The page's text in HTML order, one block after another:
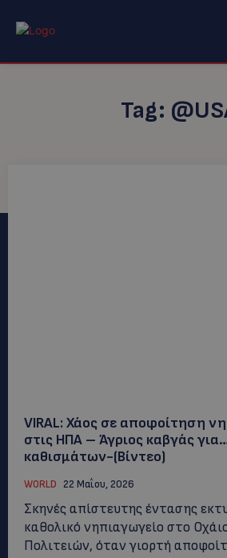
Tag:
VIRAL: Χάος σε αποφοίτηση
στις ΗΠΑ – Άγριος καβγάς
καθισμάτων-(Βίντεο)
WORLD 22 Μαΐου, 2026
Σκηνές απίστευτης έντασης
καθολικό νηπιαγωγείο στο
Πολιτειών, όταν γιορτή